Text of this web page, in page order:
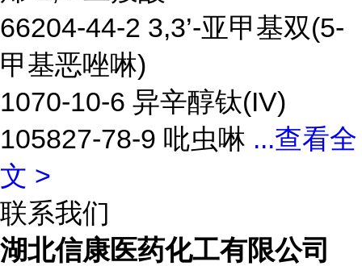
66204-44-2 3,3’-亚甲基双(5-
甲基恶唑啉)
1070-10-6 异辛醇钛(IV)
105827-78-9 吡虫啉 ...查看全
文 >
联系我们
湖北信康医药化工有限公司